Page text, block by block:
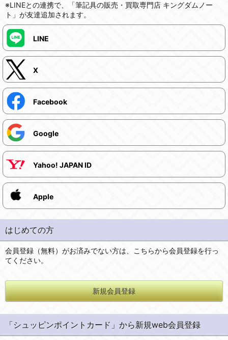
※LINEとの連携で、「筆記具の販売・買取専門店 キングダムノー
ト」が友達追加されます。
LINE
X
Facebook
Google
Yahoo! JAPAN ID
Apple
はじめての方
会員登録（無料）がお済みでない方は、こちらから会員登録を行っ
てください。
新規会員登録
「シュッピンポイントカード」から新規web会員登録